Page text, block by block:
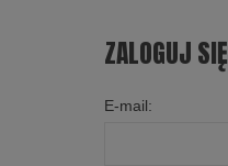
ZALOGUJ SIĘ
E-mail: